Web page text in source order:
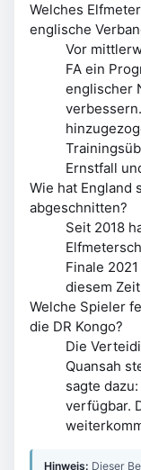
Welches
englische
Vor
FA ein
englischer
Ernstfall
Wie hat England
abgeschnitten?
Seit 2018
Finale
diesem
Welche Spieler
die DR Kongo?
Die
Quansah
sagte
verfügbar.
Hinweis: Dieser